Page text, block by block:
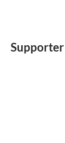
Supporter